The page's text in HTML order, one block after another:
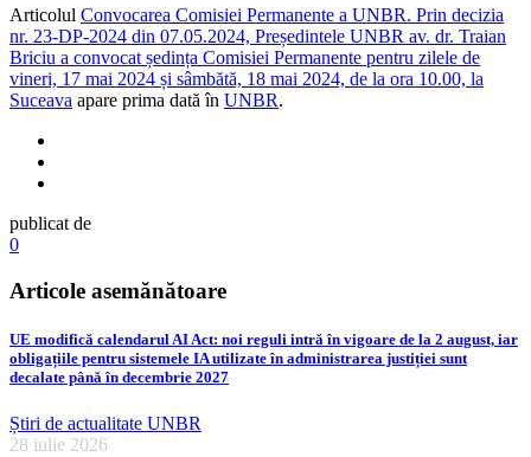
Articolul Convocarea Comisiei Permanente a UNBR. Prin decizia
nr. 23-DP-2024 din 07.05.2024, Președintele UNBR av. dr. Traian
Briciu a convocat ședința Comisiei Permanente pentru zilele de
vineri, 17 mai 2024 și sâmbătă, 18 mai 2024, de la ora 10.00, la
Suceava apare prima dată în UNBR.
publicat de
0
Articole asemănătoare
UE modifică calendarul AI Act: noi reguli intră în vigoare de la 2 august, iar
obligațiile pentru sistemele IA utilizate în administrarea justiției sunt
decalate până în decembrie 2027
Știri de actualitate UNBR
28 iulie 2026